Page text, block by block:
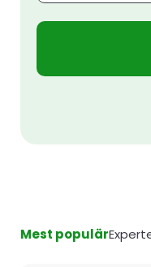
Mest populär